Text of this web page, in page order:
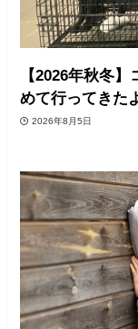
【2026年秋冬
めて行ってきた
2026年8月5日